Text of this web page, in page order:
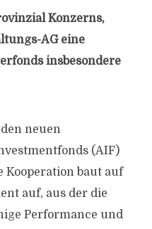
Konzerns,
AG eine
insbesondere
neuen
(AIF)
Kooperation baut auf
auf, aus der die
Performance und